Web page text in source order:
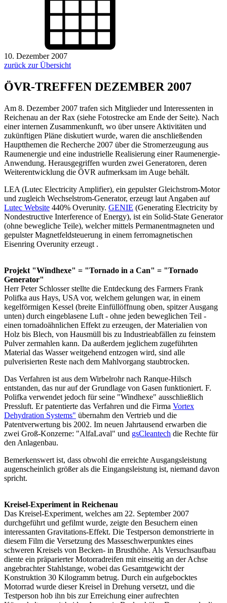
10. Dezember 2007
zurück zur Übersicht
ÖVR-TREFFEN DEZEMBER 2007
Am 8. Dezember 2007 trafen sich Mitglieder und Interessenten in
Reichenau an der Rax (siehe Fotostrecke am Ende der Seite). Nach
einer internen Zusammenkunft, wo über unsere Aktivitäten und
zukünftigen Pläne diskutiert wurde, waren die anschließenden
Hauptthemen die Recherche 2007 über die Stromerzeugung aus
Raumenergie und eine industrielle Realisierung einer Raumenergie-
Anwendung. Herausgegriffen wurden zwei Generatoren, deren
Weiterentwicklung die ÖVR aufmerksam im Auge behält.
LEA (Lutec Electricity Amplifier), ein gepulster Gleichstrom-Motor
und zugleich Wechselstrom-Generator, erzeugt laut Angaben auf
Lutec Website 440% Overunity. GENIE (Generating Electricity by
Nondestructive Interference of Energy), ist ein Solid-State Generator
(ohne bewegliche Teile), welcher mittels Permanentmagneten und
gepulster Magnetfeldsteuerung in einem ferromagnetischen
Eisenring Overunity erzeugt .
Projekt "Windhexe" = "Tornado in a Can" = "Tornado
Generator"
Herr Peter Schlosser stellte die Entdeckung des Farmers Frank
Polifka aus Hays, USA vor, welchem gelungen war, in einem
kegelförmigen Kessel (breite Einfüllöffnung oben, spitzer Ausgang
unten) durch eingeblasene Luft - ohne jeden beweglichen Teil -
einen tornadoähnlichen Effekt zu erzeugen, der Materialien von
Holz bis Blech, von Hausmüll bis zu Industrieabfällen zu feinstem
Pulver zermahlen kann. Da außerdem jeglichem zugeführten
Material das Wasser weitgehend entzogen wird, sind alle
pulverisierten Reste nach dem Mahlvorgang staubtrocken.
Das Verfahren ist aus dem Wirbelrohr nach Ranque-Hilsch
entstanden, das nur auf der Grundlage von Gasen funktioniert. F.
Polifka verwendet jedoch für seine "Windhexe" ausschließlich
Pressluft. Er patentierte das Verfahren und die Firma Vortex
Dehydration Systems" übernahm den Vertrieb und die
Patentverwertung bis 2002. Im neuen Jahrtausend erwarben die
zwei Groß-Konzerne: "AlfaLaval" und gsCleantech die Rechte für
den Anlagenbau.
Bemerkenswert ist, dass obwohl die erreichte Ausgangsleistung
augenscheinlich größer als die Eingangsleistung ist, niemand davon
spricht.
Kreisel-Experiment in Reichenau
Das Kreisel-Experiment, welches am 22. September 2007
durchgeführt und gefilmt wurde, zeigte den Besuchern einen
interessanten Gravitations-Effekt. Die Testperson demonstrierte in
diesem Film die Versetzung des Masseschwerpunktes eines
schweren Kreisels von Becken- in Brusthöhe. Als Versuchsaufbau
diente ein präparierter Motorradreifen mit einseitig an der Achse
angebrachter Stahlstange, wobei das Gesamtgewicht der
Konstruktion 30 Kilogramm betrug. Durch ein aufgebocktes
Motorrad wurde dieser Kreisel in Drehung versetzt, und die
Testperson hob ihn bis zur Erreichung einer aufrechten